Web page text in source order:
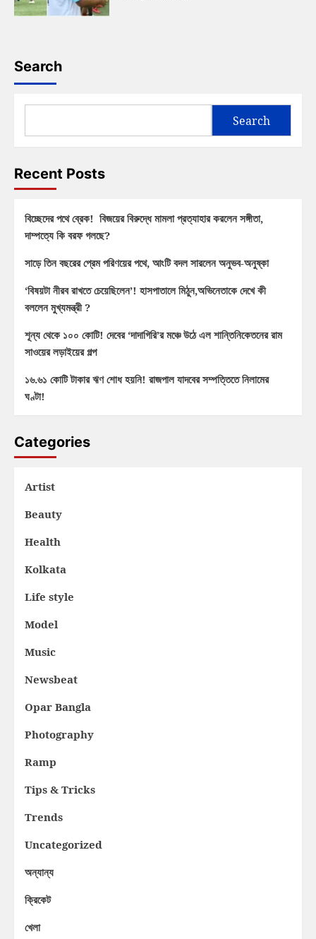
Search
Search
Recent Posts
বিচ্ছেদের পথে ব্রেক! বিজয়ের বিরুদ্ধে মামলা প্রত্যাহার করলেন সঙ্গীতা,
দাম্পত্যে কি বরফ গলছে?
সাড়ে তিন বছরের প্রেম পরিণয়ের পথে, আংটি বদল সারলেন অনুভব-অনুষ্কা
‘বিষয়টা নীরব রাখতে চেয়েছিলেন’! হাসপাতালে মিঠুন,অভিনেতাকে দেখে কী
বললেন মুখ্যমন্ত্রী ?
শূন্য থেকে ১০০ কোটি! দেবের ‘দাদাগিরি’র মঞ্চে উঠে এল শান্তিনিকেতনের রাম
সাওয়ের লড়াইয়ের গল্প
১৬.৬১ কোটি টাকার ঋণ শোধ হয়নি! রাজপাল যাদবের সম্পত্তিতে নিলামের
ঘণ্টা!
Categories
Artist
Beauty
Health
Kolkata
Life style
Model
Music
Newsbeat
Opar Bangla
Photography
Ramp
Tips & Tricks
Trends
Uncategorized
অন্যান্য
ক্রিকেট
খেলা